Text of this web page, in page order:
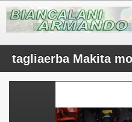
tagliaerba Makita